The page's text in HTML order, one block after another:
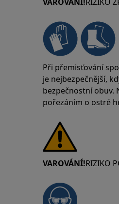
Při přemisťování
je nejbezpečnější,
bezpečnostní obuv.
pořezáním o ostré
VAROVÁNÍ!RIZIKO